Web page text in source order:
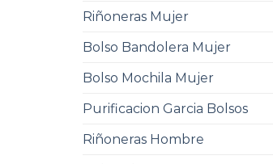
Riñoneras Mujer
Bolso Bandolera Mujer
Bolso Mochila Mujer
Purificacion Garcia Bolsos
Riñoneras Hombre